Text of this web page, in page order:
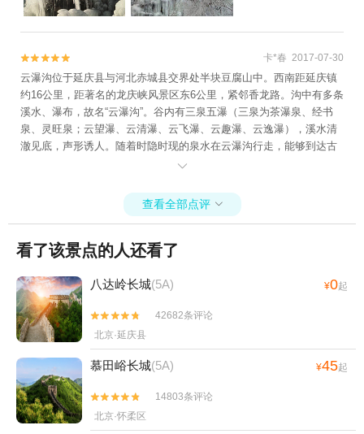

 卡*春 2017-07-30
云瀑沟位于延庆县与河北赤城县交界处半块豆腐山中。西南距延庆镇
约16公里，距著名的龙庆峡风景区东6公里，紧邻香龙路。沟中有多条
溪水、瀑布，故名“云瀑沟”。谷内有三泉五瀑（三泉为茶瀑泉、经书
泉、灵旺泉；云望瀑、云清瀑、云飞瀑、云趣瀑、云逸瀑），溪水清
澈见底，声形诱人。随着时隐时现的泉水在云瀑沟行走，能够到达古
石刻崖壁，名为佛爷湾，沿途有很多奇妙的古文字，是明代正德年间

查看全部点评 
看了该景点的人还看了
八达岭长城(5A) ¥0起


42682条评论
北京·延庆县
慕田峪长城(5A) ¥45起


14803条评论
北京·怀柔区